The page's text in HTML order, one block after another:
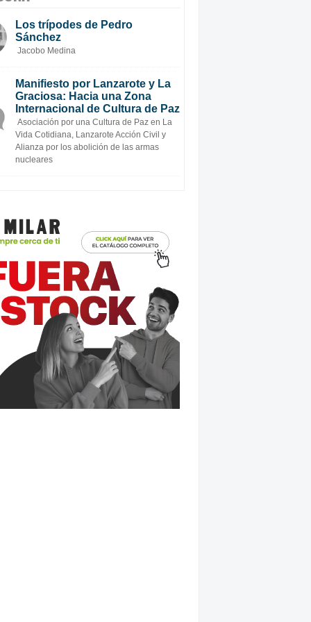
Los trípodes de Pedro
Sánchez
Jacobo Medina
Manifiesto por Lanzarote y La
Graciosa: Hacia una Zona
Internacional de Cultura de Paz
Asociación por una Cultura de Paz en La
Vida Cotidiana, Lanzarote Acción Civil y
Alianza por los abolición de las armas
nucleares